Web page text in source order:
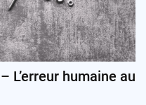
L’erreur humaine au